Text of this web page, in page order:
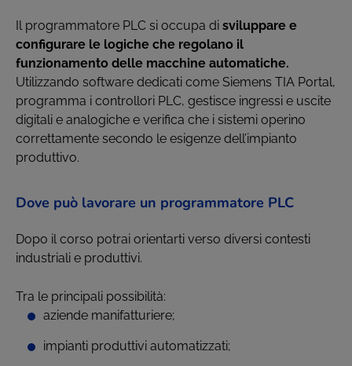
Il programmatore PLC si occupa di sviluppare e
configurare le logiche che regolano il
funzionamento delle macchine automatiche.
Utilizzando software dedicati come Siemens TIA Portal,
programma i controllori PLC, gestisce ingressi e uscite
digitali e analogiche e verifica che i sistemi operino
correttamente secondo le esigenze dell’impianto
produttivo.
Dove può lavorare un programmatore PLC
Dopo il corso potrai orientarti verso diversi contesti
industriali e produttivi.
Tra le principali possibilità:
aziende manifatturiere;
impianti produttivi automatizzati;